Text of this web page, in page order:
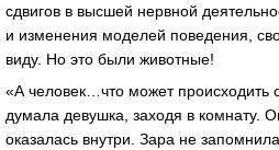
сдвигов в высшей нервной
и изменения моделей поведения,
виду. Но это были животные!
«А человек…что может происходить
думала девушка, заходя в комнату.
оказалась внутри. Зара не